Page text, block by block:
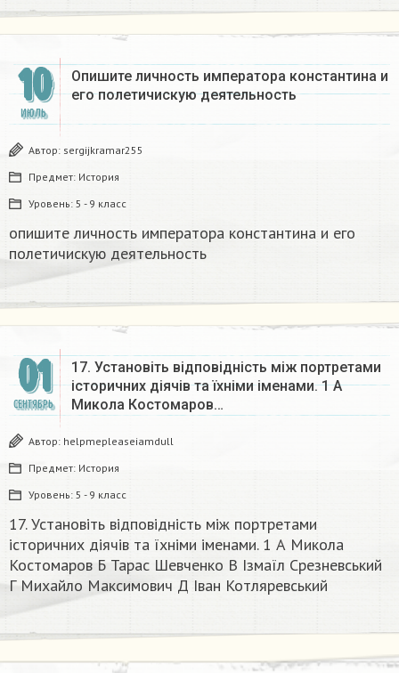
10
ИЮЛЬ
Опишите личность императора константина и
его полетичискую деятельность
Автор: sergijkramar255
Предмет: История
Уровень: 5 - 9 класс
опишите личность императора константина и его
полетичискую деятельность
01
СЕНТЯБРЬ
17. Установіть відповідність між портретами
історичних діячів та їхніми іменами. 1 А
Микола Костомаров…
Автор: helpmepleaseiamdull
Предмет: История
Уровень: 5 - 9 класс
17. Установіть відповідність між портретами
історичних діячів та їхніми іменами. 1 А Микола
Костомаров Б Тарас Шевченко В Ізмаїл Срезневський
Г Михайло Максимович Д Iван Котляревський ​